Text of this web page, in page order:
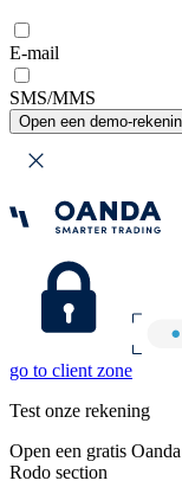
E-mail
SMS/MMS
Open een demo-
go to client zone
Test onze rekening
Open een gratis
Rodo section